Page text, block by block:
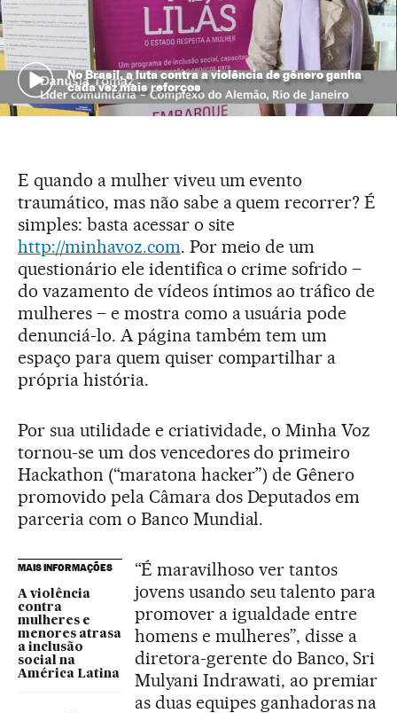
No Brasil, a luta contra a violência de gênero ganha
cada vez mais reforços
E quando a mulher viveu um evento
traumático, mas não sabe a quem recorrer? É
simples: basta acessar o site
http://minhavoz.com. Por meio de um
questionário ele identifica o crime sofrido –
do vazamento de vídeos íntimos ao tráfico de
mulheres – e mostra como a usuária pode
denunciá-lo. A página também tem um
espaço para quem quiser compartilhar a
própria história.
Por sua utilidade e criatividade, o Minha Voz
tornou-se um dos vencedores do primeiro
Hackathon (“maratona hacker”) de Gênero
promovido pela Câmara dos Deputados em
parceria com o Banco Mundial.
MAIS INFORMAÇÕES
A violência
contra
mulheres e
menores atrasa
a inclusão
social na
América Latina
“É maravilhoso ver tantos
jovens usando seu talento para
promover a igualdade entre
homens e mulheres”, disse a
diretora-gerente do Banco, Sri
Mulyani Indrawati, ao premiar
as duas equipes ganhadoras na